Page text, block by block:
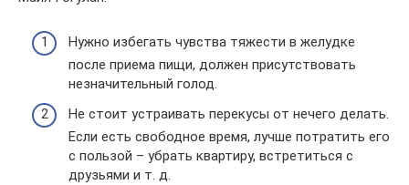
Нужно избегать чувства тяжести в желудке
после приема пищи, должен присутствовать
незначительный голод.
Не стоит устраивать перекусы от нечего делать.
Если есть свободное время, лучше потратить его
с пользой – убрать квартиру, встретиться с
друзьями и т. д.